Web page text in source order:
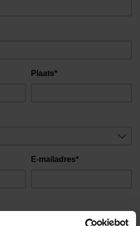
Plaats*
E-mailadres*